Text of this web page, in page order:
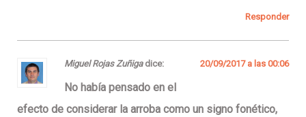
Responder
Miguel Rojas Zuñiga dice: 20/09/2017 a las 00:06
No había pensado en el
efecto de considerar la arroba como un signo fonético,